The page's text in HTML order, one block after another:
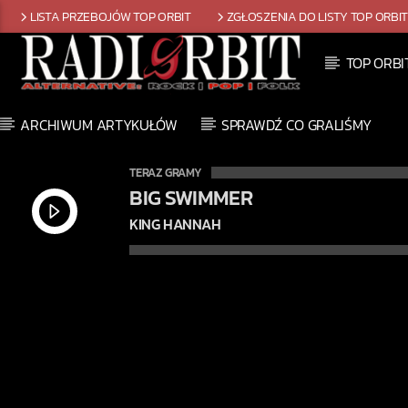
LISTA PRZEBOJÓW TOP ORBIT ZGŁOSZENIA DO LISTY TOP ORBIT
TOP
ARCHIWUM ARTYKUŁÓW SPRAWDŹ CO GRALIŚMY
TERAZ GRAMY
BIG SWIMMER
KING HANNAH